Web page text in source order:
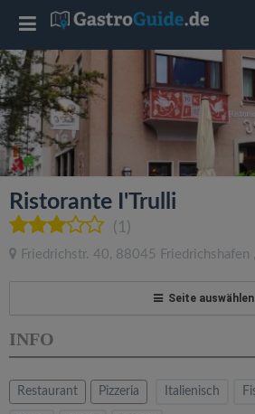
Ristorante I'Trulli
(1)
Friedrichstr. 40, 88045 Friedrichshafen ,
Seite auswählen
INFO
Restaurant Pizzeria Italienisch
T
o
g
g
l
e
a
v